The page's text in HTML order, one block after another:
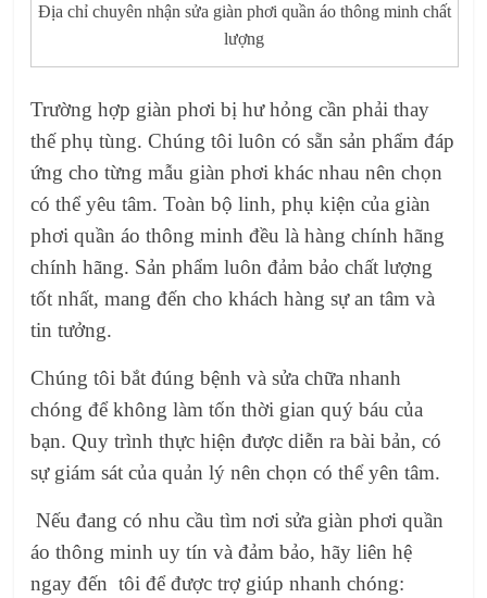
Địa chỉ chuyên nhận sửa giàn phơi quần áo thông minh chất
lượng
Trường hợp giàn phơi bị hư hỏng cần phải thay
thế phụ tùng. Chúng tôi luôn có sẵn sản phẩm đáp
ứng cho từng mẫu giàn phơi khác nhau nên chọn
có thể yêu tâm. Toàn bộ linh, phụ kiện của giàn
phơi quần áo thông minh đều là hàng chính hãng
chính hãng. Sản phẩm luôn đảm bảo chất lượng
tốt nhất, mang đến cho khách hàng sự an tâm và
tin tưởng.
Chúng tôi bắt đúng bệnh và sửa chữa nhanh
chóng để không làm tốn thời gian quý báu của
bạn. Quy trình thực hiện được diễn ra bài bản, có
sự giám sát của quản lý nên chọn có thể yên tâm.
Nếu đang có nhu cầu tìm nơi sửa giàn phơi quần
áo thông minh uy tín và đảm bảo, hãy liên hệ
ngay đến tôi để được trợ giúp nhanh chóng: